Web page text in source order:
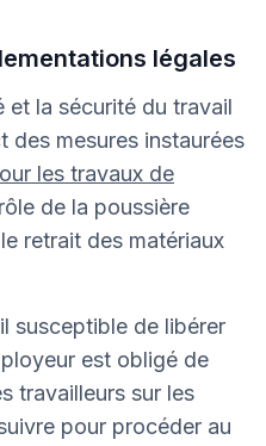
légales
et la sécurité du travail
des mesures instaurées
les travaux de
de la poussière
retrait des matériaux
susceptible de libérer
est obligé de
travailleurs sur les
pour procéder au